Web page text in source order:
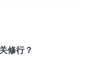
修行？